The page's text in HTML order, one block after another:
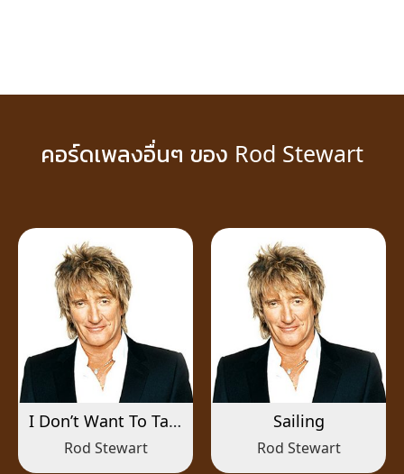
คอร์ดเพลงอื่นๆ ของ Rod Stewart
I Don’t Want To Talk
About It
Rod Stewart
Sailing
Rod Stewart